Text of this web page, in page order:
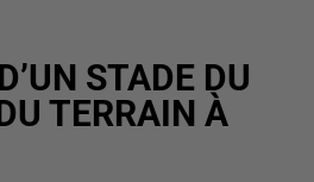
STADE DU
TERRAIN À